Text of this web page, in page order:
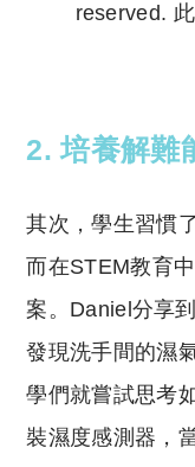
reserved.
2. 培養解難
其次，學生習慣
而在STEM教育
案。Daniel分享
發現洗手間的濕
學們就嘗試思考
裝濕度感測器，